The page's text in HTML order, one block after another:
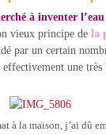
à inventer
vieux principe de la
par un certain
une
à la maison, j’ai dû